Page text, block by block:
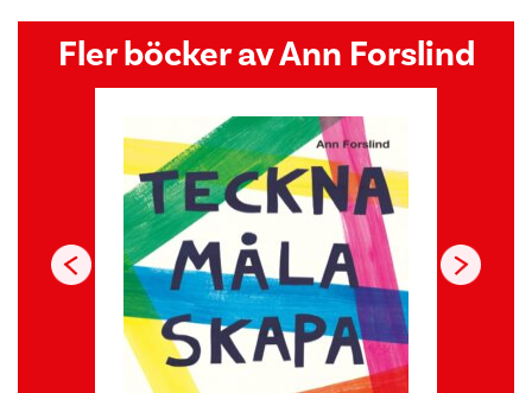
Fler böcker av Ann Forslind